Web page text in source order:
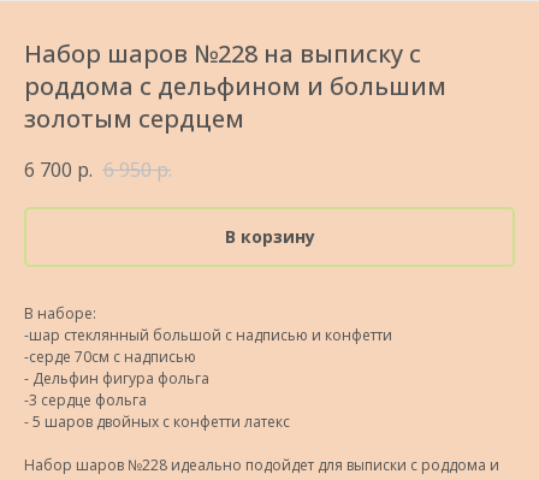
Набор шаров №228 на выписку с
роддома с дельфином и большим
золотым сердцем
6 700 р. 6 950р.
В корзину
В наборе:
-шар стеклянный большой с надписью и конфетти
-сердe 70см с надписью
- Дельфин фигура фольга
-3 сердце фольга
- 5 шаров двойных с конфетти латекс
Набор шаров №228 идеально подойдет для выписки с роддома и